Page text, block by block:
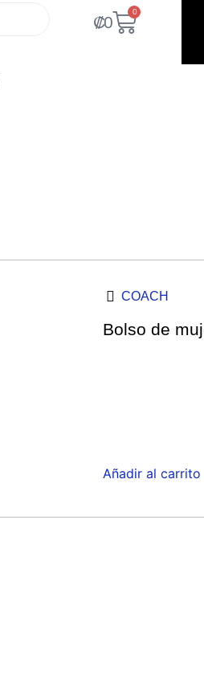
₡0
0
COACH
Bolso de
Añadir al carrito